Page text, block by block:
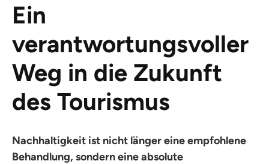
Ein
verantwortungsvoller
Weg in die Zukunft
des Tourismus
Nachhaltigkeit ist nicht länger eine empfohlene
Behandlung, sondern eine absolute